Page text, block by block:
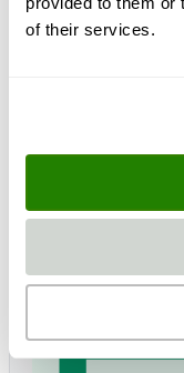
of their services.